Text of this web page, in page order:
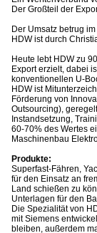
Der Großteil der
Der Umsatz betrug
HDW ist durch
Heute lebt HDW zu
Export erzielt, dabei
konventionellen U-
HDW ist
Förderung von
Outsourcing),
Instandsetzung,
60-70% des Wertes
Maschinenbau
Produkte:
Superfast-Fähren,
für den Einsatz an
Land schießen zu
Unterlagen für den
Die Spezialität von
mit Siemens
bleiben, außerdem